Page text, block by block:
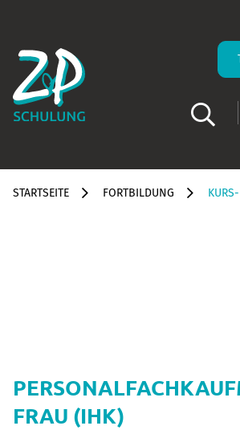
STARTSEITE FORTBILDUNG
FRAU (IHK)